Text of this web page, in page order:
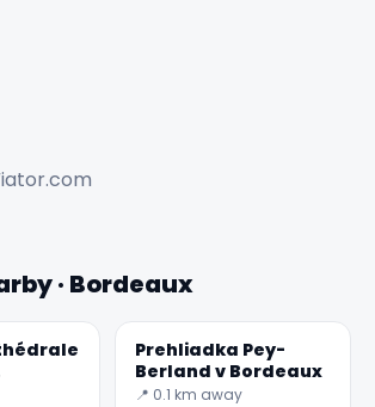
· Bordeaux
Prehliadka Pey-
Berland v Bordeaux
📍 0.1 km away